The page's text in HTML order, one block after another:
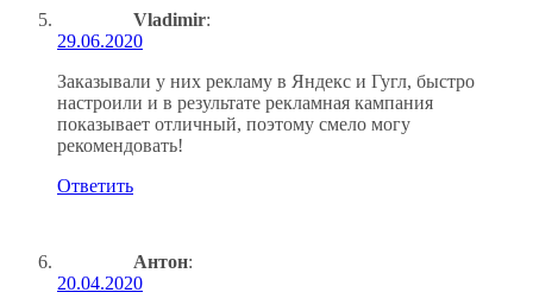
Vladimir:
29.06.2020
Заказывали у них рекламу в Яндекс и Гугл, быстро
настроили и в результате рекламная кампания
показывает отличный, поэтому смело могу
рекомендовать!
Ответить
Антон:
20.04.2020